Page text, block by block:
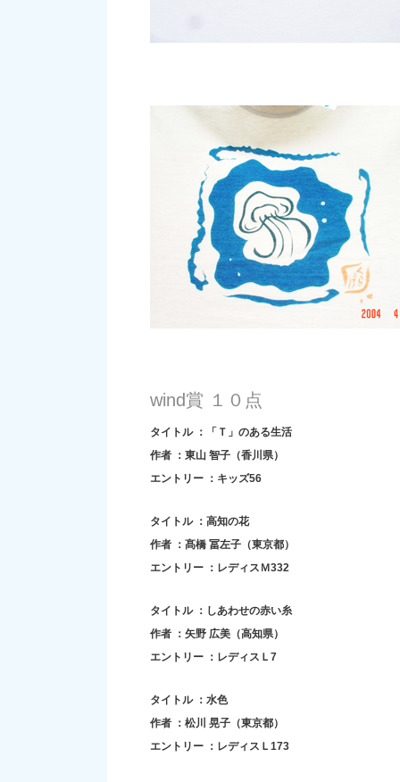
wind賞 １０点
タイトル ：「Ｔ」のある生活
作者 ：東山 智子（香川県）
エントリー ：キッズ56
タイトル ：高知の花
作者 ：髙橋 冨左子（東京都）
エントリー ：レディスＭ332
タイトル ：しあわせの赤い糸
作者 ：矢野 広美（高知県）
エントリー ：レディスＬ7
タイトル ：水色
作者 ：松川 晃子（東京都）
エントリー ：レディスＬ173